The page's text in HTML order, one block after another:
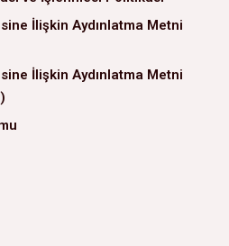
İlişkin Aydınlatma Metni
İlişkin Aydınlatma Metni